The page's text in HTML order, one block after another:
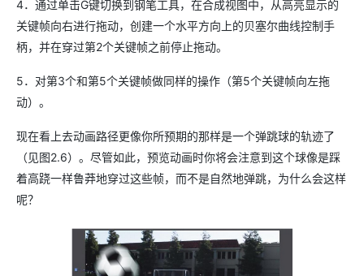
4．通过单击G键切换到钢笔工具，在合成视图中，从高亮显示的
关键帧向右进行拖动，创建一个水平方向上的贝塞尔曲线控制手
柄，并在穿过第2个关键帧之前停止拖动。
5．对第3个和第5个关键帧做同样的操作（第5个关键帧向左拖
动）。
现在看上去动画路径更像你所预期的那样是一个弹跳球的轨迹了
（见图2.6）。尽管如此，预览动画时你将会注意到这个球像是踩
着高跷一样鲁莽地穿过这些帧，而不是自然地弹跳，为什么会这样
呢？